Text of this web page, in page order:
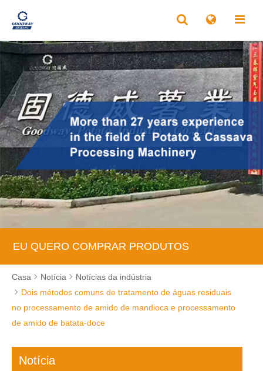
EU QUERO COMPRAR PRODUTOS
Casa Notícia
Notícias da indústria
Dois métodos comuns de tratamento de águas residuais
no processamento de amido de mandioca e processamento
de amido de batata-doce
Notícia